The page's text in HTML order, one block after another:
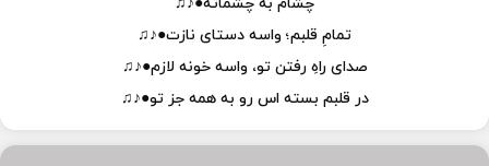
تمامِ قلبم؛ واسه دستای نازت●♪♫
صدای راهِ رفتن تو، واسه خونه لازم●♪♫
در قلبم بسته اس رو به همه جز تو●♪♫